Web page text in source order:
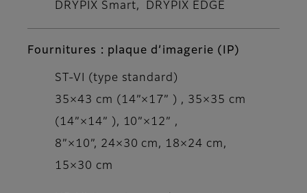
DRYPIX Smart, DRYPIX EDGE
Fournitures : plaque d’imagerie (IP)
ST-VI (type standard)
35×43 cm (14”×17” ) , 35×35 cm
(14”×14” ), 10”×12” ,
8”×10”, 24×30 cm, 18×24 cm,
15×30 cm